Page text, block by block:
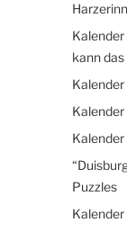
kann das
Kalender
Kalender
Kalender
Puzzles
Kalender